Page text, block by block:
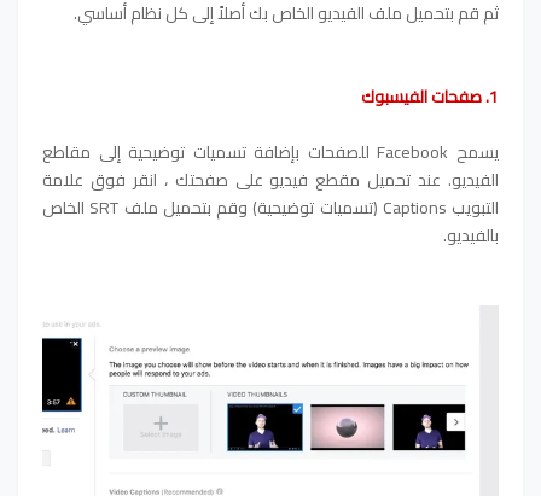
ثم قم بتحميل ملف الفيديو الخاص بك أصلاً إلى كل نظام أساسي.
1. صفحات الفيسبوك
يسمح Facebook للصفحات بإضافة تسميات توضيحية إلى مقاطع
الفيديو. عند تحميل مقطع فيديو على صفحتك ، انقر فوق علامة
التبويب Captions (تسميات توضيحية) وقم بتحميل ملف SRT الخاص
بالفيديو.